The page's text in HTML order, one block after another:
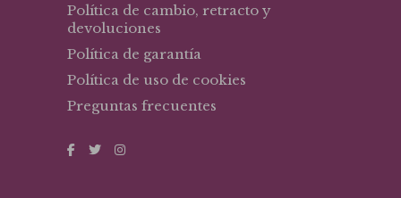
Política de cambio, retracto y
devoluciones
Política de garantía
Política de uso de cookies
Preguntas frecuentes